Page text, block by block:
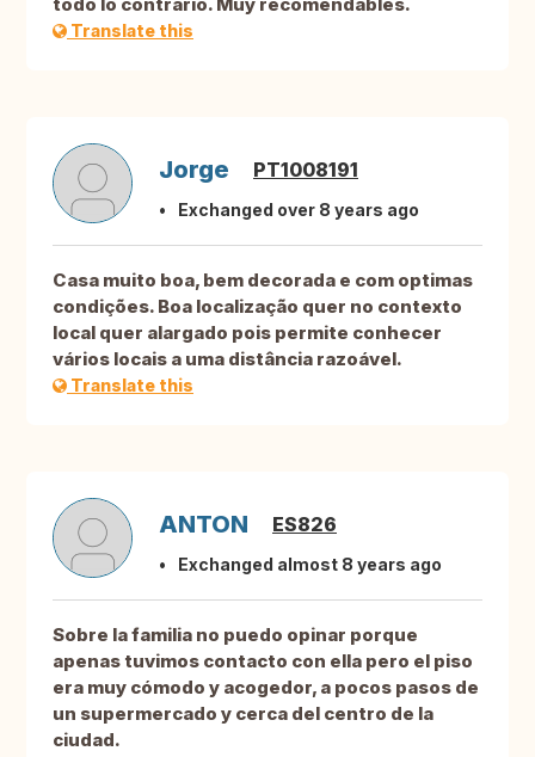
todo lo contrario. Muy recomendables.
Translate this
Jorge PT1008191
Exchanged over 8 years ago
Casa muito boa, bem decorada e com optimas
condições. Boa localização quer no contexto
local quer alargado pois permite conhecer
vários locais a uma distância razoável.
Translate this
ANTON ES826
Exchanged almost 8 years ago
Sobre la familia no puedo opinar porque
apenas tuvimos contacto con ella pero el piso
era muy cómodo y acogedor, a pocos pasos de
un supermercado y cerca del centro de la
ciudad.